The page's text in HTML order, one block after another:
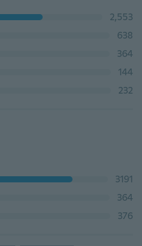
2,553
638
364
144
232
3191
364
376